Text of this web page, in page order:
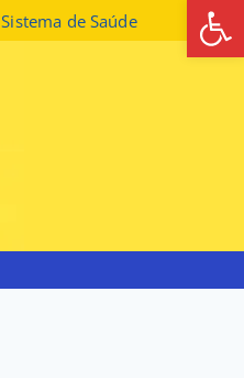
Sistema de Saúde